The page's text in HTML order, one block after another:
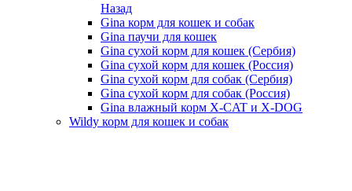
Назад
Gina корм для кошек и собак
Gina паучи для кошек
Gina сухой корм для кошек (Сербия)
Gina сухой корм для кошек (Россия)
Gina сухой корм для собак (Сербия)
Gina сухой корм для собак (Россия)
Gina влажный корм X-CAT и X-DOG
Wildy корм для кошек и собак